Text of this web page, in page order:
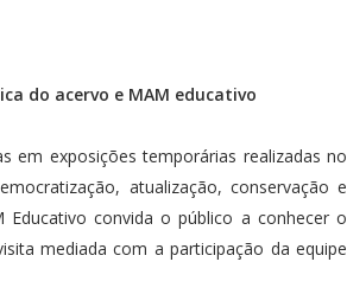
do acervo e MAM educativo
em exposições temporárias realizadas no
atualização, conservação e
convida o público a conhecer o
mediada com a participação da equipe